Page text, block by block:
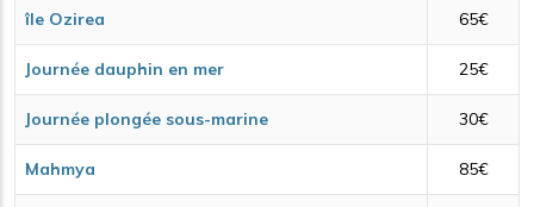
île Ozirea 65€
Journée dauphin en mer 25€
Journée plongée sous-marine 30€
Mahmya 85€